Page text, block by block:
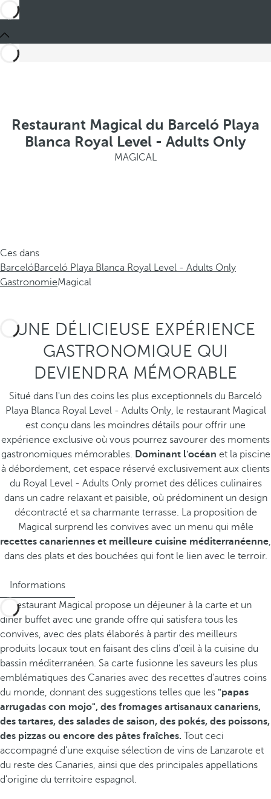
Restaurant Magical du Barceló Playa
Blanca Royal Level - Adults Only
MAGICAL
Ces dans
BarcelóBarceló Playa Blanca Royal Level - Adults Only
GastronomieMagical
UNE DÉLICIEUSE EXPÉRIENCE
GASTRONOMIQUE QUI
DEVIENDRA MÉMORABLE
Situé dans l'un des coins les plus exceptionnels du Barceló
Playa Blanca Royal Level - Adults Only, le restaurant Magical
est conçu dans les moindres détails pour offrir une
expérience exclusive où vous pourrez savourer des moments
gastronomiques mémorables. Dominant l'océan et la piscine
à débordement, cet espace réservé exclusivement aux clients
du Royal Level - Adults Only promet des délices culinaires
dans un cadre relaxant et paisible, où prédominent un design
décontracté et sa charmante terrasse. La proposition de
Magical surprend les convives avec un menu qui mêle
recettes canariennes et meilleure cuisine méditerranéenne,
dans des plats et des bouchées qui font le lien avec le terroir.
Informations
Le restaurant Magical propose un déjeuner à la carte et un
dîner buffet avec une grande offre qui satisfera tous les
convives, avec des plats élaborés à partir des meilleurs
produits locaux tout en faisant des clins d'œil à la cuisine du
bassin méditerranéen. Sa carte fusionne les saveurs les plus
emblématiques des Canaries avec des recettes d'autres coins
du monde, donnant des suggestions telles que les "papas
arrugadas con mojo", des fromages artisanaux canariens,
des tartares, des salades de saison, des pokés, des poissons,
des pizzas ou encore des pâtes fraîches. Tout ceci
accompagné d'une exquise sélection de vins de Lanzarote et
du reste des Canaries, ainsi que des principales appellations
d'origine du territoire espagnol.